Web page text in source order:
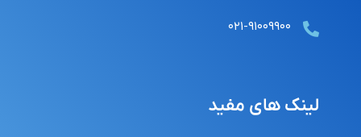
۰۲۱-۹۱۰۰۹۹۰۰
لینک های مفید